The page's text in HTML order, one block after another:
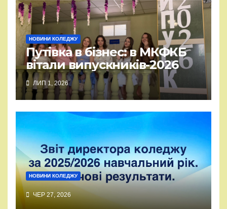
НОВИНИ КОЛЕДЖУ
Путівка в бізнес: в МКФКБ
вітали випускників-2026
ЛИП 1, 2026
НОВИНИ КОЛЕДЖУ
ЧЕР 27, 2026